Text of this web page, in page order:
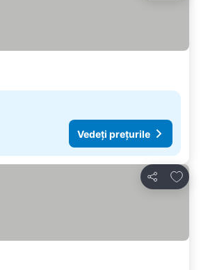
Vedeți prețurile
Distribuiți